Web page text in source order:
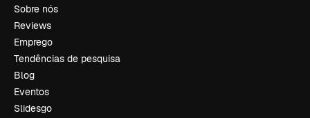
Sobre nós
Reviews
Emprego
Tendências de pesquisa
Blog
Eventos
Slidesgo